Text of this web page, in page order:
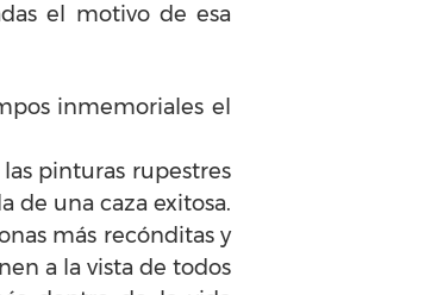
el motivo de esa
inmemoriales el
pinturas rupestres
de una caza exitosa.
más recónditas y
a la vista de todos